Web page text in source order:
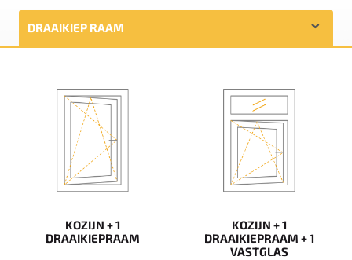
DRAAIKIEP RAAM
KOZIJN + 1
DRAAIKIEPRAAM
KOZIJN + 1
DRAAIKIEPRAAM + 1
VASTGLAS